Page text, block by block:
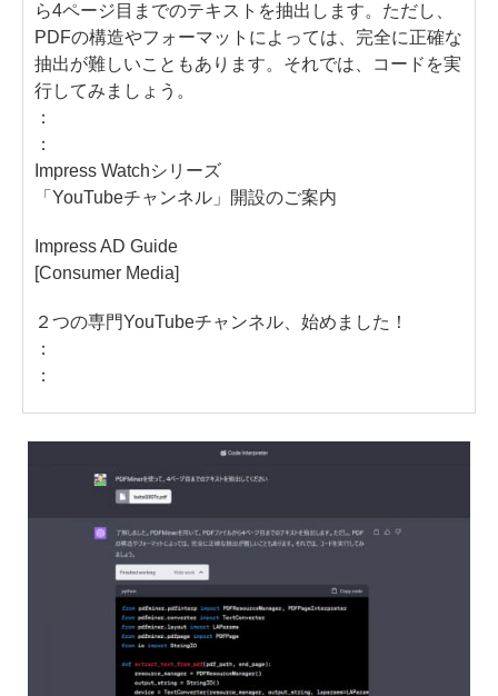
ら4ページ目までのテキストを抽出します。ただし、
PDFの構造やフォーマットによっては、完全に正確な
抽出が難しいこともあります。それでは、コードを実
行してみましょう。
：
：
Impress Watchシリーズ
「YouTubeチャンネル」開設のご案内
Impress AD Guide
[Consumer Media]
２つの専門YouTubeチャンネル、始めました！
：
：